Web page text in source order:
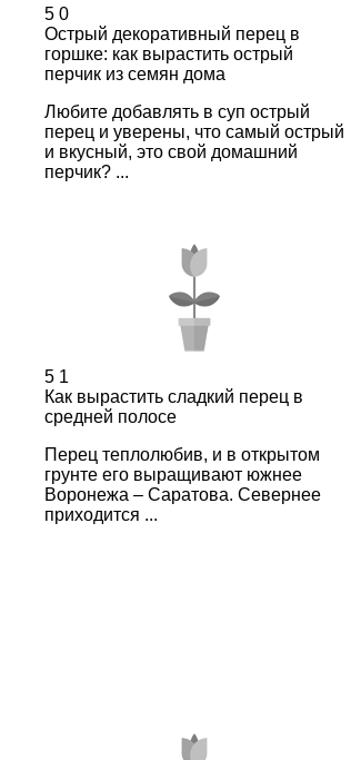
5 0
Острый декоративный перец в
горшке: как вырастить острый
перчик из семян дома
Любите добавлять в суп острый
перец и уверены, что самый острый
и вкусный, это свой домашний
перчик? ...
5 1
Как вырастить сладкий перец в
средней полосе
Перец теплолюбив, и в открытом
грунте его выращивают южнее
Воронежа – Саратова. Севернее
приходится ...